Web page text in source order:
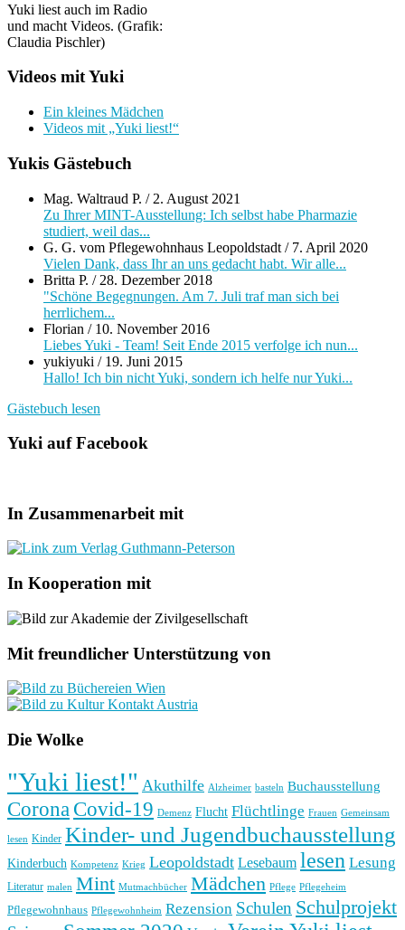
Yuki liest auch im Radio
und macht Videos. (Grafik:
Claudia Pischler)
Videos mit Yuki
Ein kleines Mädchen
Videos mit „Yuki liest!“
Yukis Gästebuch
Mag. Waltraud P. / 2. August 2021
Zu Ihrer MINT-Ausstellung: Ich selbst habe Pharmazie
studiert, weil das...
G. G. vom Pflegewohnhaus Leopoldstadt / 7. April 2020
Vielen Dank, dass Ihr an uns gedacht habt. Wir alle...
Britta P. / 28. Dezember 2018
"Schöne Begegnungen. Am 7. Juli traf man sich bei
herrlichem...
Florian / 10. November 2016
Liebes Yuki - Team! Seit Ende 2015 verfolge ich nun...
yukiyuki / 19. Juni 2015
Hallo! Ich bin nicht Yuki, sondern ich helfe nur Yuki...
Gästebuch lesen
Yuki auf Facebook
In Zusammenarbeit mit
In Kooperation mit
Mit freundlicher Unterstützung von
Die Wolke
"Yuki liest!" Akuthilfe Alzheimer basteln Buchausstellung
Corona Covid-19 Demenz Flucht Flüchtlinge Frauen Gemeinsam
lesen Kinder Kinder- und Jugendbuchausstellung
Kinderbuch Kompetenz Krieg Leopoldstadt Lesebaum lesen Lesung
Literatur malen Mint Mutmachbücher Mädchen Pflege Pflegeheim
Pflegewohnhaus Pflegewohnheim Rezension Schulen Schulprojekt